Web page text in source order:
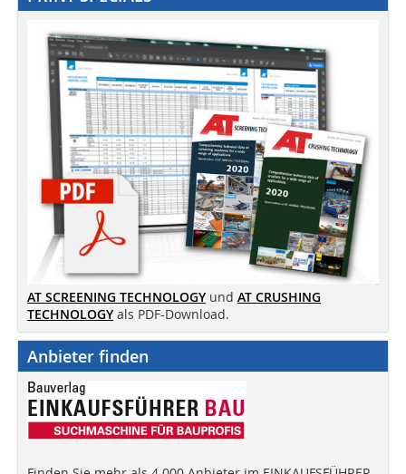
AT SCREENING TECHNOLOGY und AT CRUSHING
TECHNOLOGY als PDF-Download.
Anbieter finden